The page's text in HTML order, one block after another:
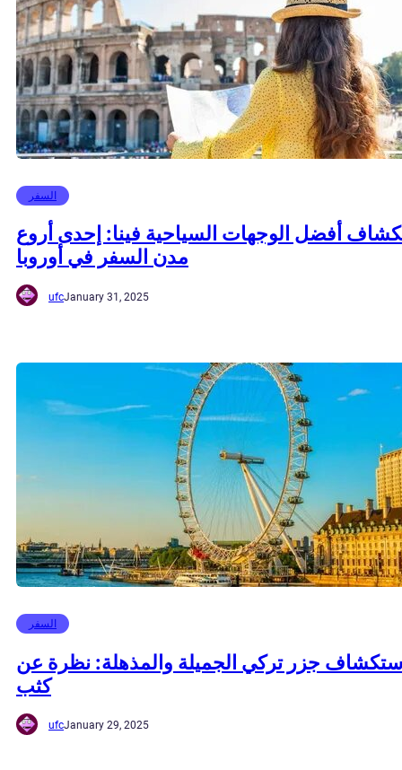
السفر
أفضل الوجهات السياحية فينا: إحدى أروع
مدن السفر في أوروبا
ufcJanuary 31, 2025
السفر
جزر تركي الجميلة والمذهلة: نظرة عن
كثب
ufcJanuary 29, 2025